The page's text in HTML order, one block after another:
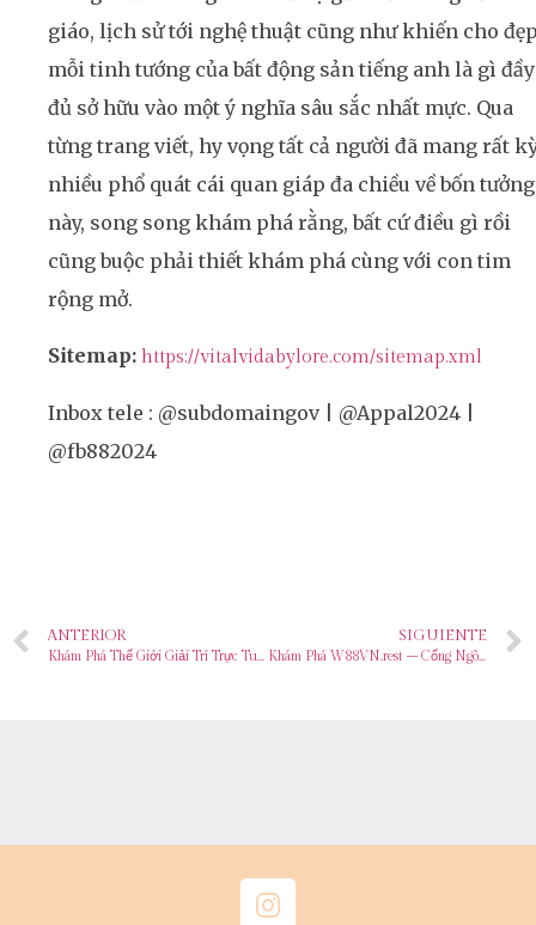
giáo, lịch sử tới nghệ thuật cũng như khiến cho
mỗi tinh tướng của bất động sản tiếng anh là gì đầy
đủ sở hữu vào một ý nghĩa sâu sắc nhất mực. Qua
từng trang viết, hy vọng tất cả người đã mang rất
nhiều phổ quát cái quan giáp đa chiều về bốn tưởng
này, song song khám phá rằng, bất cứ điều gì rồi
cũng buộc phải thiết khám phá cùng với con tim
rộng mở.
Sitemap: https://vitalvidabylore.com/sitemap.xml
Inbox tele : @subdomaingov | @Appal2024 |
@fb882024
ANTERIOR
Khám Phá Thế Giới Giải Trí Trực Tuyến tại https__s666.com.ph_ – Cơ Hội Trúng Lớn Đang Chờ Bạn!
SIGUIENTE
Khám Phá W88VN.rest – Cổng Ngõ Cá Cược Hấp Dẫn